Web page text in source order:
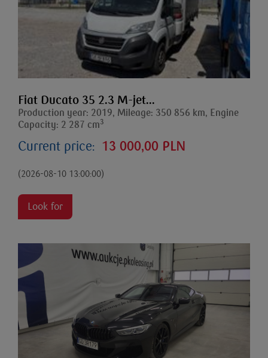
Fiat Ducato 35 2.3 M-jet...
Production year: 2019, Mileage: 350 856 km, Engine
Capacity: 2 287 cm3
Current price: 13 000,00 PLN
(2026-08-10 13:00:00)
Look for